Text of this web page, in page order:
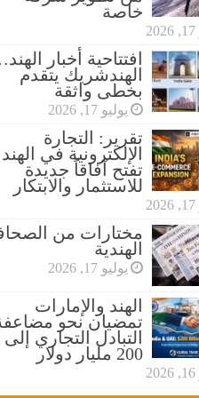
خاصة
افتتاحية أخبار
الهندشريك يتقدم
بخطى واثقة
يوليو 17, 2026
تقرير: التجارة
الإلكترونية في الهند
تفتح آفاقاً جديدة
للاستثمار والابتكار
مختارات من
الهندية
يوليو 17, 2026
الهند والإمارات
تمضيان نحو
التبادل التجاري إلى
200 مليار دولار